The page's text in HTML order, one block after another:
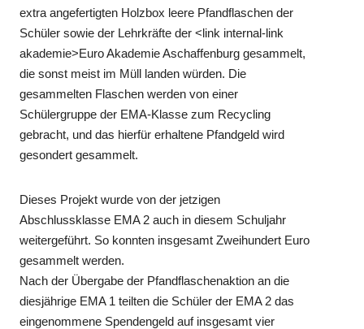
extra angefertigten Holzbox leere Pfandflaschen der
Schüler sowie der Lehrkräfte der <link internal-link
akademie>Euro Akademie Aschaffenburg gesammelt,
die sonst meist im Müll landen würden. Die
gesammelten Flaschen werden von einer
Schülergruppe der EMA-Klasse zum Recycling
gebracht, und das hierfür erhaltene Pfandgeld wird
gesondert gesammelt.
Dieses Projekt wurde von der jetzigen
Abschlussklasse EMA 2 auch in diesem Schuljahr
weitergeführt. So konnten insgesamt Zweihundert Euro
gesammelt werden.
Nach der Übergabe der Pfandflaschenaktion an die
diesjährige EMA 1 teilten die Schüler der EMA 2 das
eingenommene Spendengeld auf insgesamt vier